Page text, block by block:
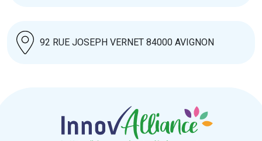
92 RUE JOSEPH VERNET 84000 AVIGNON